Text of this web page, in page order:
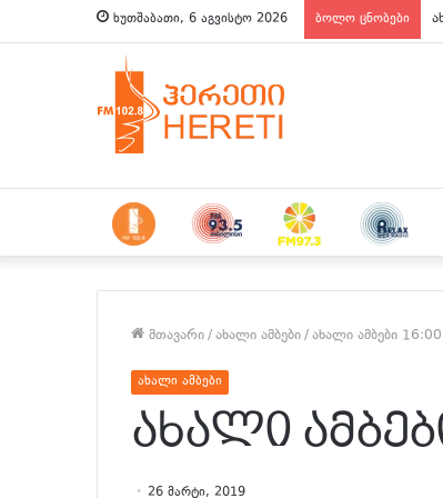
ხუთშაბათი, 6 აგვისტო 2026 ბოლო ცნობები
მთავარი/ახალი ამბები/ახალი ამბები
ახალი ამბები
ახალი
26 მარტი, 2019